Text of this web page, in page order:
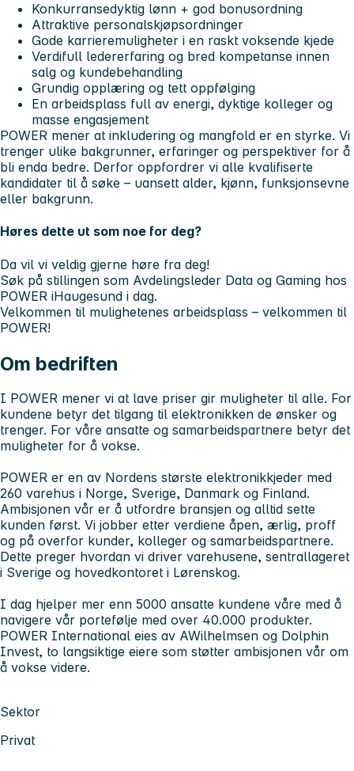
Konkurransedyktig lønn + god bonusordning
Attraktive personalskjøpsordninger
Gode karrieremuligheter i en raskt voksende kjede
Verdifull ledererfaring og bred kompetanse innen
salg og kundebehandling
Grundig opplæring og tett oppfølging
En arbeidsplass full av energi, dyktige kolleger og
masse engasjement
POWER mener at inkludering og mangfold er en styrke. Vi
trenger ulike bakgrunner, erfaringer og perspektiver for å
bli enda bedre. Derfor oppfordrer vi alle kvalifiserte
kandidater til å søke – uansett alder, kjønn, funksjonsevne
eller bakgrunn.
Høres dette ut som noe for deg?
Da vil vi veldig gjerne høre fra deg!
Søk på stillingen som Avdelingsleder Data og Gaming hos
POWER iHaugesund i dag.
Velkommen til mulighetenes arbeidsplass – velkommen til
POWER!
Om bedriften
I POWER mener vi at lave priser gir muligheter til alle. For
kundene betyr det tilgang til elektronikken de ønsker og
trenger. For våre ansatte og samarbeidspartnere betyr det
muligheter for å vokse.
POWER er en av Nordens største elektronikkjeder med
260 varehus i Norge, Sverige, Danmark og Finland.
Ambisjonen vår er å utfordre bransjen og alltid sette
kunden først. Vi jobber etter verdiene åpen, ærlig, proff
og på overfor kunder, kolleger og samarbeidspartnere.
Dette preger hvordan vi driver varehusene, sentrallageret
i Sverige og hovedkontoret i Lørenskog.
I dag hjelper mer enn 5000 ansatte kundene våre med å
navigere vår portefølje med over 40.000 produkter.
POWER International eies av AWilhelmsen og Dolphin
Invest, to langsiktige eiere som støtter ambisjonen vår om
å vokse videre.
Sektor
Privat